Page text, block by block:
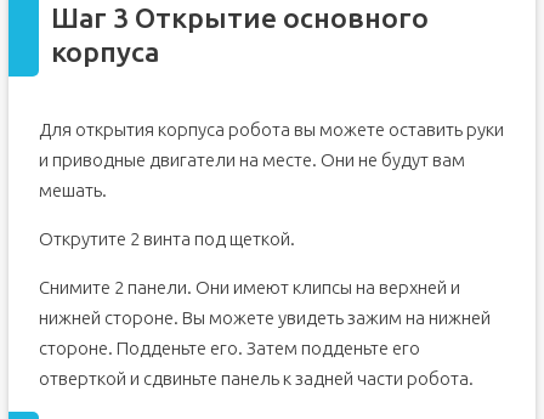
Шаг 3 Открытие основного
корпуса
Для открытия корпуса робота вы можете оставить руки
и приводные двигатели на месте. Они не будут вам
мешать.
Открутите 2 винта под щеткой.
Снимите 2 панели. Они имеют клипсы на верхней и
нижней стороне. Вы можете увидеть зажим на нижней
стороне. Подденьте его. Затем подденьте его
отверткой и сдвиньте панель к задней части робота.